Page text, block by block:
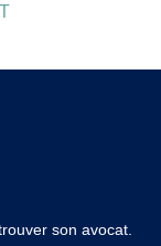
son avocat.